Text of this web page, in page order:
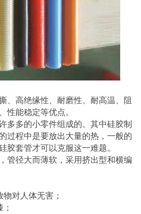
、高绝缘性、耐磨性、耐高温、阻
性能稳定等优点。
多多的小零件组成的。其中硅胶制
过程中是要放出大量的热，一般的
胶套管才可以克服这一难题。
管径大而薄软，采用挤出型和横编
对人体无害；